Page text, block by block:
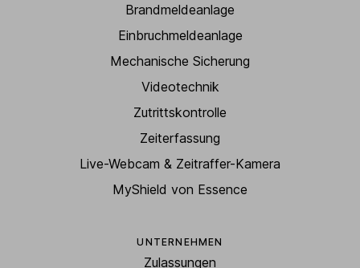
Brandmeldeanlage
Einbruchmeldeanlage
Mechanische Sicherung
Videotechnik
Zutrittskontrolle
Zeiterfassung
Live-Webcam & Zeitraffer-Kamera
MyShield von Essence
UNTERNEHMEN
Zulassungen